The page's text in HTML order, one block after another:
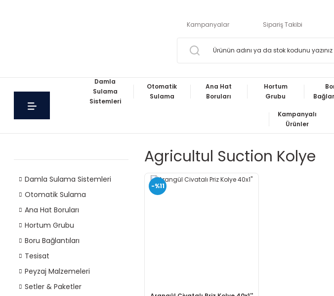
Kampanyalar Sipariş Takibi
Damla
Sulama
Sistemleri
Otomatik
Sulama
Ana Hat
Boruları
Hortum
Grubu
Kampanyalı
Ürünler
Damla Sulama Sistemleri
Otomatik Sulama
Ana Hat Boruları
Hortum Grubu
Boru Bağlantıları
Tesisat
Peyzaj Malzemeleri
Setler & Paketler
Agricultul Suction Kolye
-%11